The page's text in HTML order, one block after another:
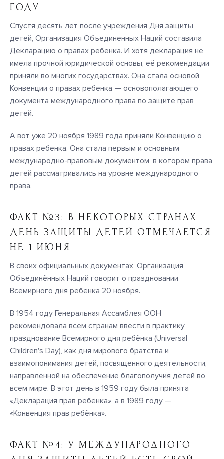
ГОДУ
Спустя десять лет после учреждения Дня защиты
детей, Организация Объединенных Наций составила
Декларацию о правах ребенка. И хотя декларация не
имела прочной юридической основы, её рекомендации
приняли во многих государствах. Она стала основой
Конвенции о правах ребенка — основополагающего
документа международного права по защите прав
детей.
А вот уже 20 ноября 1989 года приняли Конвенцию о
правах ребенка. Она стала первым и основным
международно-правовым документом, в котором права
детей рассматривались на уровне международного
права.
ФАКТ №3: В НЕКОТОРЫХ СТРАНАХ
ДЕНЬ ЗАЩИТЫ ДЕТЕЙ ОТМЕЧАЕТСЯ
НЕ 1 ИЮНЯ
В своих официальных документах, Организация
Объединённых Наций говорит о праздновании
Всемирного дня ребёнка 20 ноября.
В 1954 году Генеральная Ассамблея ООН
рекомендовала всем странам ввести в практику
празднование Всемирного дня ребёнка (Universal
Children's Day), как дня мирового братства и
взаимопонимания детей, посвященного деятельности,
направленной на обеспечение благополучия детей во
всем мире. В этот день в 1959 году была принята
«Декларация прав ребёнка», а в 1989 году —
«Конвенция прав ребёнка».
ФАКТ №4: У МЕЖДУНАРОДНОГО